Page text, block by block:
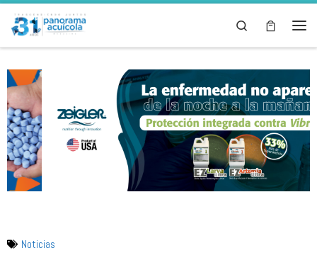
Skip to content Search
Noticias